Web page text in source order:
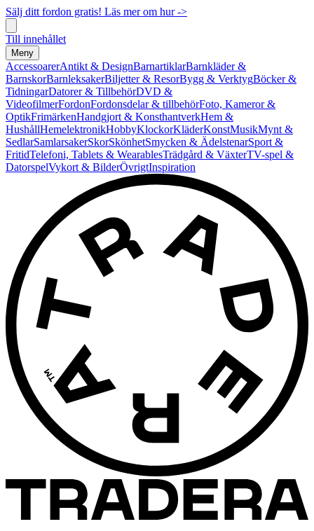
Sälj ditt fordon gratis! Läs mer om hur ->
Till innehållet
Meny
AccessoarerAntikt & DesignBarnartiklarBarnkläder &
BarnskorBarnleksakerBiljetter & ResorBygg & VerktygBöcker &
TidningarDatorer & TillbehörDVD &
VideofilmerFordonFordonsdelar & tillbehörFoto, Kameror &
OptikFrimärkenHandgjort & KonsthantverkHem &
HushållHemelektronikHobbyKlockorKläderKonstMusikMynt &
SedlarSamlarsakerSkorSkönhetSmycken & ÄdelstenarSport &
FritidTelefoni, Tablets & WearablesTrädgård & VäxterTV-spel &
DatorspelVykort & BilderÖvrigtInspiration